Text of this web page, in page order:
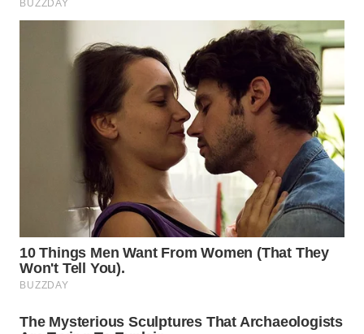
WN
CIANJUR
WN
WN
CIREBON
WN